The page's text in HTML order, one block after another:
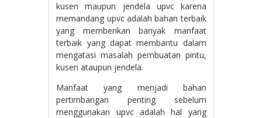
kusen maupun jendela upvc karena
memandang upvc adalah bahan terbaik
yang memberikan banyak manfaat
terbaik yang dapat membantu dalam
mengatasi masalah pembuatan pintu,
kusen ataupun jendela.
Manfaat yang menjadi bahan
pertimbangan penting sebelum
menggunakan upvc adalah hal yang